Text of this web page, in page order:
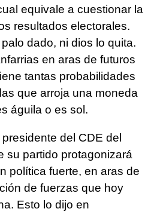
equivale a cuestionar la
resultados electorales.
dado, ni dios lo quita.
en aras de futuros
tantas probabilidades
que arroja una moneda
águila o es sol.
del CDE del
su partido protagonizará
política fuerte, en aras de
de fuerzas que hoy
Esto lo dijo en